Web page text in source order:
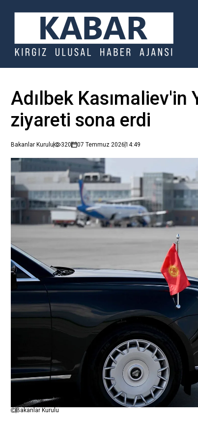
Adılbek Kasımaliev'in
ziyareti sona erdi
Bakanlar Kurulu 320 07 Temmuz 202614:49
Bakanlar Kurulu